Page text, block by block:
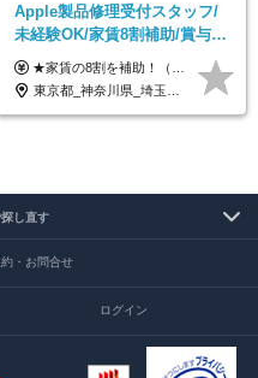
Apple製品修理受付スタッフ/
未経験OK/家賃8割補助/賞与年
2回/残業月平均4.7h/最大7連休
OK
★家賃の8割を補助！（限度額は地域により異なる） ※転勤による引っ越しが発生する場合 ＝＝＝＝＝＝＝＝＝＝＝＝＝＝＝＝＝＝＝＝＝＝＝ 例えば、家賃7.5万円なら6万円は会社で負担。 あなたが支払うのは、たったの1.5万円です！ 年間では自己負担額が約72万ほどお得になります！ ＝＝＝＝＝＝＝＝＝＝＝＝＝＝＝＝＝＝＝＝＝＝＝ 月給22万8,700円～26万3,100円＋賞与年2回（初回の支給は当社規定による）＋残業手当 ＜実際の給与例＞ *24歳:月給23万4,700円＋賞与年2回（初回の支給は当社規定による）＋残業手当＋諸手当 ※上記はあくまで参考月給です。ご経歴・年齢を考慮し、当社規定により決定します ※評価により昇給あり ※残業代は別途支給あり ※試用期間2ヶ月あり（期間中の給与・待遇に差異はありません） 【実在する社員の年収モデル】 年収530万円（30歳） 年収820万円（40歳） 【入社時の想定年収】 330万円～900万円
東京都_神奈川県_埼玉県_千葉県_大阪府_愛知県_北海道_岩手県_宮城県_秋田県_福島県_茨城県_栃木県_富山県_石川県_福井県_静岡県_岐阜県_三重県_兵庫県_京都府_滋賀県_奈良県_広島県_岡山県_徳島県_香川県_愛媛県_高知県_福岡県_熊本県_佐賀県_長崎県_大分県_宮崎県_沖縄県
し直す
・お問合せ
ログイン